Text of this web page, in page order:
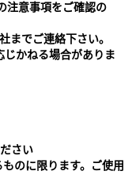
注意事項をご確認の
までご連絡下さい。
じかねる場合がありま
さい
のに限ります。ご使用